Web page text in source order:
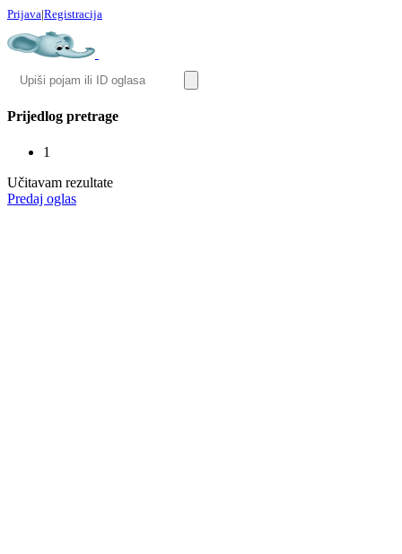
Prijava|Registracija
Prijedlog pretrage
1
Učitavam rezultate
Predaj oglas